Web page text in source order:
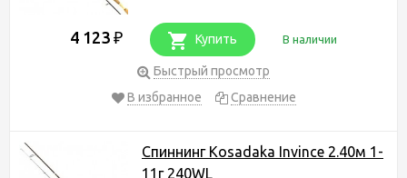
4 123 ₽ Купить В наличии
Быстрый просмотр
В избранное
Сравнение
Спиннинг Kosadaka Invince 2.40м 1-
11г 240WL